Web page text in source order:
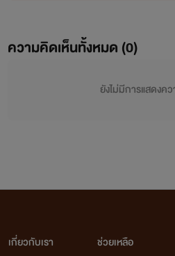
ความคิดเห็นทั้งหมด (0)
ยังไม่มีการแสดงค
เกี่ยวกับเรา
ช่วยเหลือ